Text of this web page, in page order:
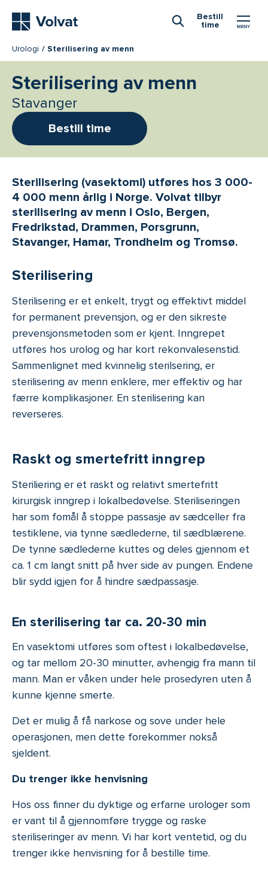
Bestill
time
Urologi Sterilisering av menn
Sterilisering av menn
Stavanger
Bestill time
Sterilisering (vasektomi) utføres hos 3 000-
4 000 menn årlig i Norge. Volvat tilbyr
sterilisering av menn i Oslo, Bergen,
Fredrikstad, Drammen, Porsgrunn,
Stavanger, Hamar, Trondheim og Tromsø.
Sterilisering
Sterilisering er et enkelt, trygt og effektivt middel
for permanent prevensjon, og er den sikreste
prevensjonsmetoden som er kjent. Inngrepet
utføres hos urolog og har kort rekonvalesenstid.
Sammenlignet med kvinnelig sterilsering, er
sterilisering av menn enklere, mer effektiv og har
færre komplikasjoner. En sterilisering kan
reverseres.
Raskt og smertefritt inngrep
Steriliering er et raskt og relativt smertefritt
kirurgisk inngrep i lokalbedøvelse. Steriliseringen
har som fomål å stoppe passasje av sædceller fra
testiklene, via tynne sædlederne, til sædblærene.
De tynne sædlederne kuttes og deles gjennom et
ca. 1 cm langt snitt på hver side av pungen. Endene
blir sydd igjen for å hindre sædpassasje.
En sterilisering tar ca. 20-30 min
En vasektomi utføres som oftest i lokalbedøvelse,
og tar mellom 20-30 minutter, avhengig fra mann til
mann. Man er våken under hele prosedyren uten å
kunne kjenne smerte.
Det er mulig å få narkose og sove under hele
operasjonen, men dette forekommer nokså
sjeldent.
Du trenger ikke henvisning
Hos oss finner du dyktige og erfarne urologer som
er vant til å gjennomføre trygge og raske
steriliseringer av menn. Vi har kort ventetid, og du
trenger ikke henvisning for å bestille time.